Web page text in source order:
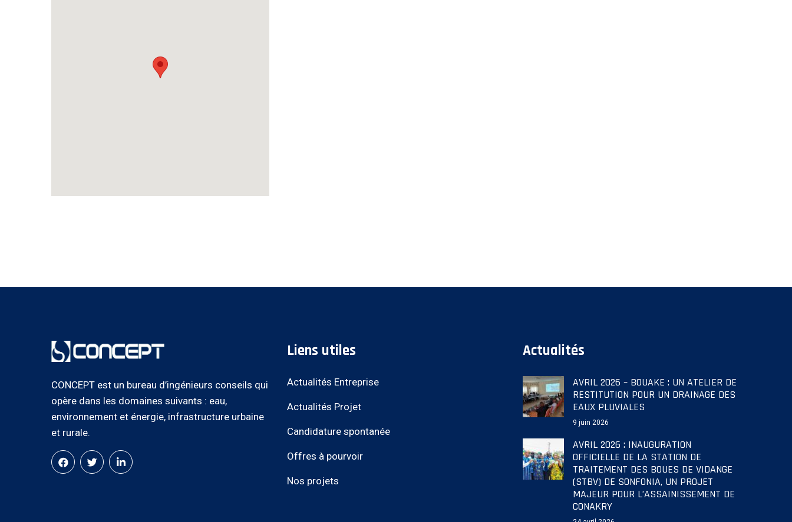
CONCEPT est un bureau d’ingénieurs conseils qui
opère dans les domaines suivants : eau,
environnement et énergie, infrastructure urbaine
et rurale.
Liens utiles
Actualités Entreprise
Actualités Projet
Candidature spontanée
Offres à pourvoir
Nos projets
Actualités
AVRIL 2026 – BOUAKE : UN ATELIER DE
RESTITUTION POUR UN DRAINAGE DES
EAUX PLUVIALES
9 juin 2026
AVRIL 2026 : INAUGURATION
OFFICIELLE DE LA STATION DE
TRAITEMENT DES BOUES DE VIDANGE
(STBV) DE SONFONIA, UN PROJET
MAJEUR POUR L’ASSAINISSEMENT DE
CONAKRY